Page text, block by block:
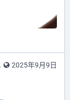
2025年9月9日